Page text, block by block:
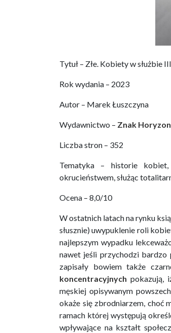
Tytuł – Złe. Kobiety w służbie
Rok wydania – 2023
Autor – Marek Łuszczyna
Wydawnictwo – Znak
Liczba stron – 352
Tematyka – historie
okrucieństwem, służąc
Ocena – 8,0/10
W ostatnich latach na rynku
słusznie) uwypuklenie roli
najlepszym wypadku
nawet jeśli przychodzi bardzo
zapisały bowiem także
koncentracyjnych pokazują,
męskiej opisywanym
okaże się zbrodniarzem, choć
ramach której występują
wpływające na kształt